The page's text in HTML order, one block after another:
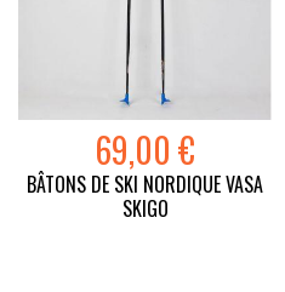
69,00 €
BÂTONS DE SKI NORDIQUE VASA
SKIGO